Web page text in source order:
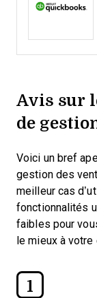
Avis sur
de
Voici un bref
gestion des
meilleur cas
fonctionnalités
faibles pour
le mieux à votre
1